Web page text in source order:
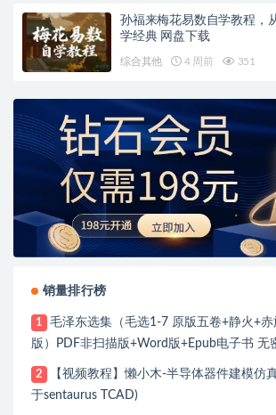
孙福来梅花易数自学教程，
学经典 网盘下载
综合其他 4 周前 351
销量排行榜
1
毛泽东选集（毛选1-7 原版五卷+静火+
版）PDF非扫描版+Word版+Epub电子书 无
2
【视频教程】懒小木-半导体器件建模仿
于sentaurus TCAD)